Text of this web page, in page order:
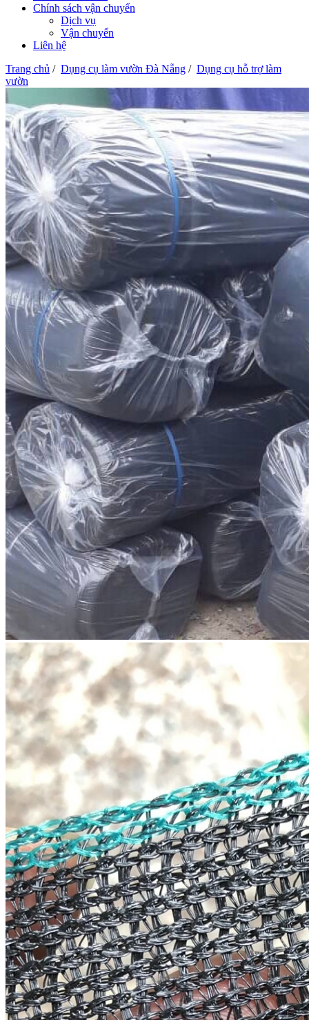
Chính sách vận chuyển
Dịch vụ
Vận chuyển
Liên hệ
Trang chủ / Dụng cụ làm vườn Đà Nẵng / Dụng cụ hỗ trợ làm
vườn